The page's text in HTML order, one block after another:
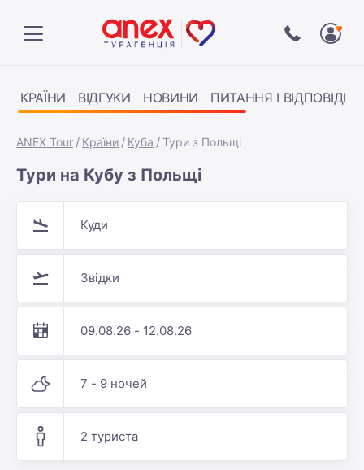
КРАЇНИ ВІДГУКИ НОВИНИ ПИТАННЯ І ВІДПОВІДІ
ANEX Tour Країни Куба Тури з Польщі
Тури на Кубу з Польщі
Куди
Звідки
09.08.26 - 12.08.26
7 - 9 ночей
2 туриста